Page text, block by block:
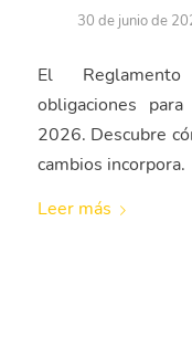
30 de junio de
El
obligaciones
2026. Descubre
cambios incorpora.
Leer más